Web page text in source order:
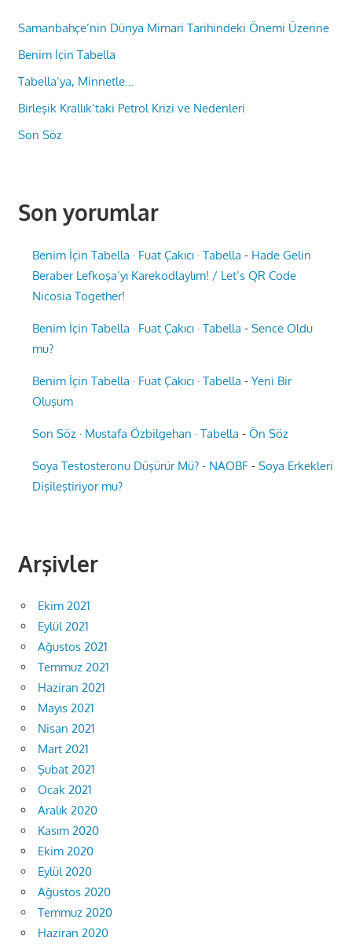
Samanbahçe’nin Dünya Mimari Tarihindeki Önemi Üzerine
Benim İçin Tabella
Tabella’ya, Minnetle…
Birleşik Krallık’taki Petrol Krizi ve Nedenleri
Son Söz
Son yorumlar
Benim İçin Tabella · Fuat Çakıcı · Tabella - Hade Gelin
Beraber Lefkoşa’yı Karekodlaylım! / Let’s QR Code
Nicosia Together!
Benim İçin Tabella · Fuat Çakıcı · Tabella -Sence Oldu
mu?
Benim İçin Tabella · Fuat Çakıcı · Tabella -Yeni Bir
Oluşum
Son Söz · Mustafa Özbilgehan · Tabella -Ön Söz
Soya Testosteronu Düşürür Mü? - NAOBF -Soya Erkekleri
Dişileştiriyor mu?
Arşivler
Ekim 2021
Eylül 2021
Ağustos 2021
Temmuz 2021
Haziran 2021
Mayıs 2021
Nisan 2021
Mart 2021
Şubat 2021
Ocak 2021
Aralık 2020
Kasım 2020
Ekim 2020
Eylül 2020
Ağustos 2020
Temmuz 2020
Haziran 2020